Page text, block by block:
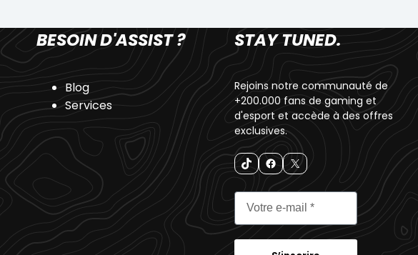
BESOIN D'ASSIST ?
Blog
Services
STAY TUNED.
Rejoins notre communauté de
+200.000 fans de gaming et
d'esport et accède à des offres
exclusives.